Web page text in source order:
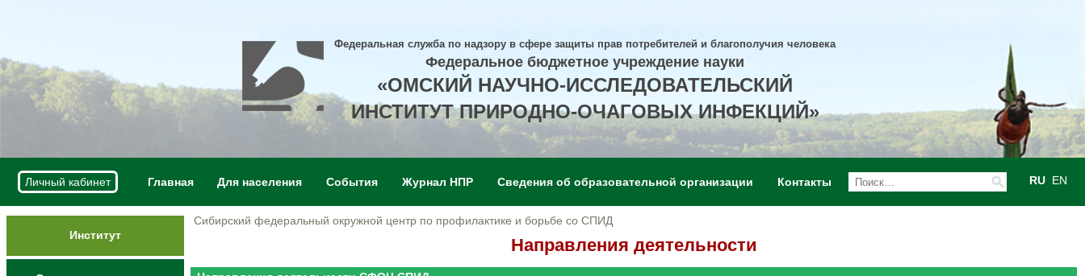
Федеральная служба по надзору в сфере защиты прав потребителей и благополучия человека
Федеральное бюджетное учреждение науки
«ОМСКИЙ НАУЧНО-ИССЛЕДОВАТЕЛЬСКИЙ
ИНСТИТУТ ПРИРОДНО-ОЧАГОВЫХ ИНФЕКЦИЙ»
Личный кабинет RU EN
Главная Для населения События Журнал НПР Сведения об образовательной организации Контакты
Институт
Сибирский федеральный окружной центр по профилактике и борьбе со СПИД
Направления деятельности